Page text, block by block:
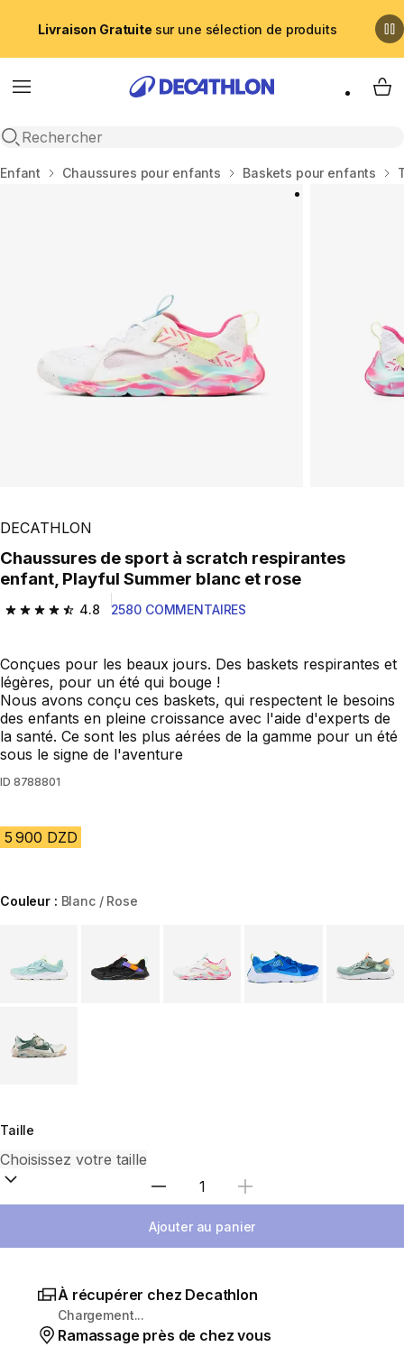
Livraison Gratuite sur une sélection de produits
Menu
Recherche ouverte
My
Accueil
Enfant Chaussures pour enfants Baskets pour enfants
DECATHLON
Chaussures de sport à scratch respirantes
enfant, Playful Summer blanc et rose
4.8
4.8 out of 5 stars from 2580 reviews
2580 COMMENTAIRES
Conçues pour les beaux jours. Des baskets respirantes et
légères, pour un été qui bouge !
Nous avons conçu ces baskets, qui respectent le besoins
des enfants en pleine croissance avec l'aide d'experts de
la santé. Ce sont les plus aérées de la gamme pour un été
sous le signe de l'aventure
ID 8788801
5 900 DZD
Couleur : Blanc / Rose
Taille
Sélectionnez la quantité
Ajouter au panier
À récupérer chez Decathlon
Chargement...
Ramassage près de chez vous